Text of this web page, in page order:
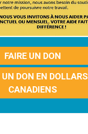
FAIRE UN DON
UN DON EN DOLLARS
CANADIENS